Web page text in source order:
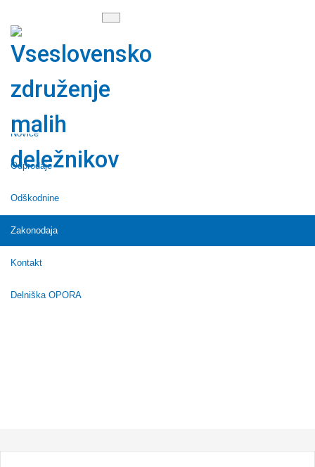
Menu
Novice
Odprodaje
Odškodnine
Zakonodaja
Kontakt
Delniška OPORA